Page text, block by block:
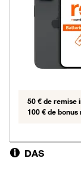
50 € de remise
100 € de bonus
DAS